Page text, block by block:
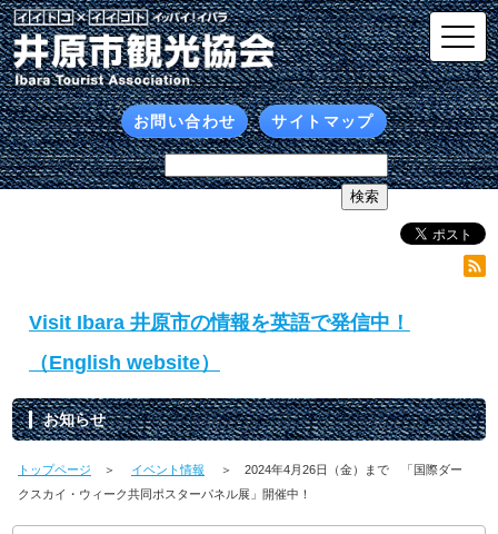
お問い合わせ サイトマップ
Visit Ibara 井原市の情報を英語で発信中！
（English website）
お知らせ
トップページ ＞ イベント情報
＞ 2024年4月26日（金）まで 「国際ダー
クスカイ・ウィーク共同ポスターパネル展」開催中！